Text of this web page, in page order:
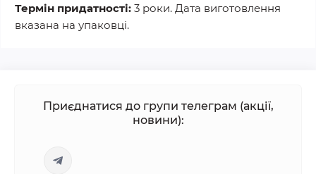
Термін придатності: 3 роки. Дата виготовлення
вказана на упаковці.
Приєднатися до групи телеграм (акції,
новини):